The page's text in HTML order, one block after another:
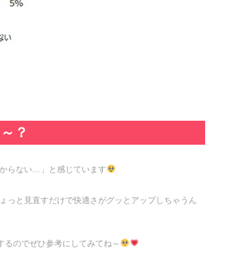
？
らない…」と感じています
っと見直すだけで快適さがグッとアップしちゃうん
るのでぜひ参考にしてみてね～